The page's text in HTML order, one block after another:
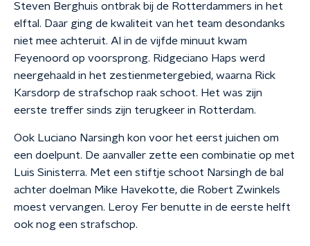
Steven Berghuis ontbrak bij de Rotterdammers in het
elftal. Daar ging de kwaliteit van het team desondanks
niet mee achteruit. Al in de vijfde minuut kwam
Feyenoord op voorsprong. Ridgeciano Haps werd
neergehaald in het zestienmetergebied, waarna Rick
Karsdorp de strafschop raak schoot. Het was zijn
eerste treffer sinds zijn terugkeer in Rotterdam.
Ook Luciano Narsingh kon voor het eerst juichen om
een doelpunt. De aanvaller zette een combinatie op met
Luis Sinisterra. Met een stiftje schoot Narsingh de bal
achter doelman Mike Havekotte, die Robert Zwinkels
moest vervangen. Leroy Fer benutte in de eerste helft
ook nog een strafschop.